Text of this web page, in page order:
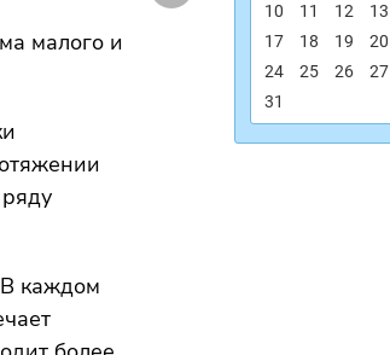
малого и
В каждом
10
11 12 13
17
18 19 20
24
25 26 27
31